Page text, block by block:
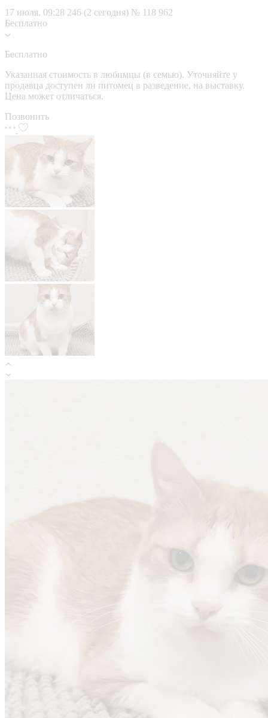
17 июля, 09:28 246 (2 сегодня) № 118 962
Бесплатно
Бесплатно
Указанная стоимость в любимцы (в семью). Уточняйте у
продавца доступен ли питомец в разведение, на выставку.
Цена может отличаться.
Позвонить